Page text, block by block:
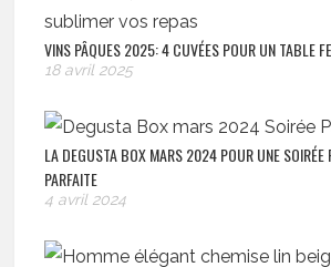
VINS PÂQUES 2025: 4 CUVÉES POUR UN TABLE
18 avril 2025
LA DEGUSTA BOX MARS 2024 POUR UNE SOIRÉE
PARFAITE
4 avril 2024